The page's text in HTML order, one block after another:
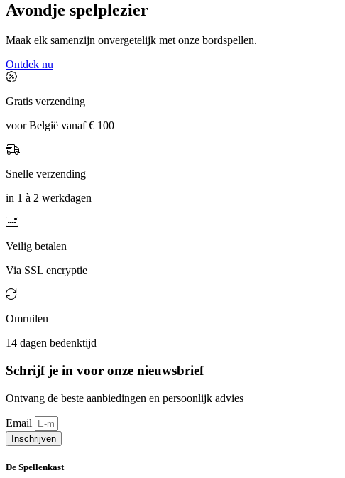
Avondje spelplezier
Maak elk samenzijn onvergetelijk met onze bordspellen.
Ontdek nu
Gratis verzending
voor België vanaf € 100
Snelle verzending
in 1 à 2 werkdagen
Veilig betalen
Via SSL encryptie
Omruilen
14 dagen bedenktijd
Schrijf je in voor onze nieuwsbrief
Ontvang de beste aanbiedingen en persoonlijk advies
Email
Inschrijven
De Spellenkast